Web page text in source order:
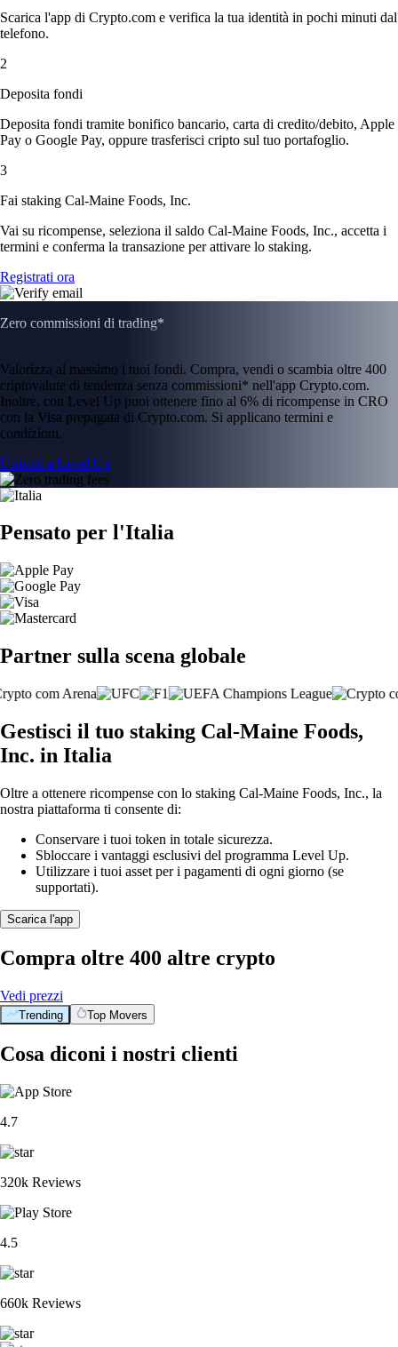
Scarica l'app di Crypto.com e verifica la tua identità in pochi minuti dal
telefono.
2
Deposita fondi
Deposita fondi tramite bonifico bancario, carta di credito/debito, Apple
Pay o Google Pay, oppure trasferisci cripto sul tuo portafoglio.
3
Fai staking Cal-Maine Foods, Inc.
Vai su ricompense, seleziona il saldo Cal-Maine Foods, Inc., accetta i
termini e conferma la transazione per attivare lo staking.
Registrati ora
Zero commissioni di trading*
Valorizza al massimo i tuoi fondi. Compra, vendi o scambia oltre 400
criptovalute di tendenza senza commissioni* nell'app Crypto.com.
Inoltre, con Level Up puoi ottenere fino al 6% di ricompense in CRO
con la Visa prepagata di Crypto.com. Si applicano termini e
condizioni.
Unisciti a Level Up
Pensato per l'Italia
Partner sulla scena globale
Gestisci il tuo staking Cal-Maine Foods,
Inc. in Italia
Oltre a ottenere ricompense con lo staking Cal-Maine Foods, Inc., la
nostra piattaforma ti consente di:
Conservare i tuoi token in totale sicurezza.
Sbloccare i vantaggi esclusivi del programma Level Up.
Utilizzare i tuoi asset per i pagamenti di ogni giorno (se
supportati).
Scarica l'app
Compra oltre 400 altre crypto
Vedi prezzi
Trending Top Movers
Cosa diconi i nostri clienti
4.7
320k Reviews
4.5
660k Reviews